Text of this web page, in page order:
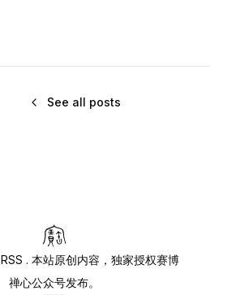
See all posts
RSS . 本站原创内容，独家授权赛博
禅心公众号发布。